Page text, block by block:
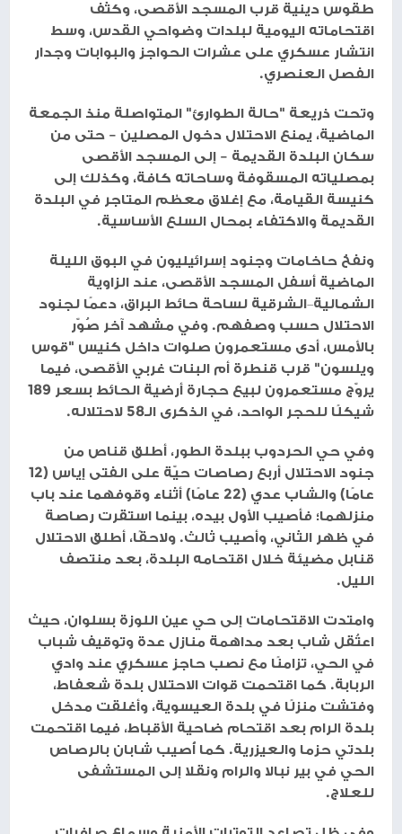
طقوس دينية قرب المسجد الأقصى، وكثف
اقتحاماته اليومية لبلدات وضواحي القدس، وسط
انتشار عسكري على عشرات الحواجز والبوابات وجدار
الفصل العنصري.
وتحت ذريعة "حالة الطوارئ" المتواصلة منذ الجمعة
الماضية، يمنع الاحتلال دخول المصلين – حتى من
سكان البلدة القديمة – إلى المسجد الأقصى
بمصلياته المسقوفة وساحاته كافة، وكذلك إلى
كنيسة القيامة، مع إغلاق معظم المتاجر في البلدة
القديمة والاكتفاء بمحال السلع الأساسية.
ونفخ حاخامات وجنود إسرائيليون في البوق الليلة
الماضية أسفل المسجد الأقصى، عند الزاوية
الشمالية‑الشرقية لساحة حائط البراق، دعمًا لجنود
الاحتلال حسب وصفهم. وفي مشهد آخر صُوّر
بالأمس، أدى مستعمرون صلوات داخل كنيس "قوس
ويلسون" قرب قنطرة أم البنات غربي الأقصى، فيما
يروّج مستعمرون لبيع حجارة أرضية الحائط بسعر 189
شيكلًا للحجر الواحد، في الذكرى الـ58 لاحتلاله.
وفي حي الحردوب ببلدة الطور، أطلق قناص من
جنود الاحتلال أربع رصاصات حيّة على الفتى إياس (12
عامًا) والشاب عدي (22 عامًا) أثناء وقوفهما عند باب
منزلهما؛ فأصيب الأول بيده، بينما استقرت رصاصة
في ظهر الثاني، وأصيب ثالث. ولاحقًا، أطلق الاحتلال
قنابل مضيئة خلال اقتحامه البلدة، بعد منتصف
الليل.
وامتدت الاقتحامات إلى حي عين اللوزة بسلوان، حيث
اعتُقل شاب بعد مداهمة منازل عدة وتوقيف شباب
في الحي، تزامنًا مع نصب حاجز عسكري عند وادي
الربابة. كما اقتحمت قوات الاحتلال بلدة شعفاط،
وفتشت منزلًا في بلدة العيسوية، وأغلقت مدخل
بلدة الرام بعد اقتحام ضاحية الأقباط، فيما اقتحمت
بلدتي حزما والعيزرية. كما أُصيب شابان بالرصاص
الحي في بير نبالا والرام ونقلا إلى المستشفى
للعلاج.